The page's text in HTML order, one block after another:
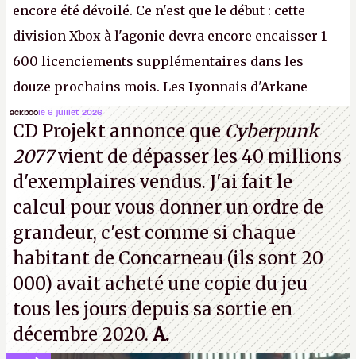
encore été dévoilé. Ce n'est que le début : cette
division Xbox à l'agonie devra encore encaisser 1
600 licenciements supplémentaires dans les
douze prochains mois. Les Lyonnais d'Arkane
(Dishonored, Deathloop) pourraient faire partie des
prochaines victimes, puisque Microsoft a confirmé
vouloir se séparer du studio.A.
ackboole 6 juillet 2026
CD Projekt annonce queCyberpunk
2077vient de dépasser les 40 millions
d'exemplaires vendus. J'ai fait le
calcul pour vous donner un ordre de
grandeur, c'est comme si chaque
habitant de Concarneau (ils sont 20
000) avait acheté une copie du jeu
tous les jours depuis sa sortie en
décembre 2020.A.